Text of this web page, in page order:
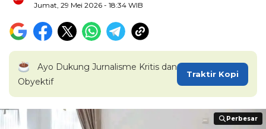
Jumat, 29 Mei 2026 - 18:34 WIB
Ayo Dukung Jurnalisme Kritis dan
Obyektif
Traktir Kopi
Perbesar
Perbesar